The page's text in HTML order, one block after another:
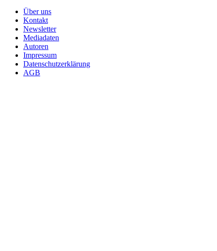
Über uns
Kontakt
Newsletter
Mediadaten
Autoren
Impressum
Datenschutzerklärung
AGB